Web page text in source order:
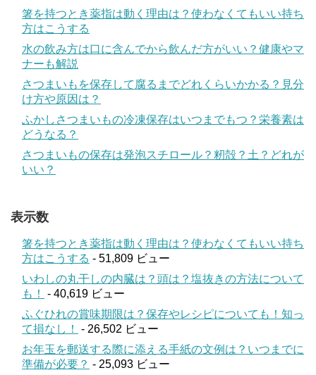
箸を持つとき薬指は動く理由は？使わなくてもいい持ち
方はこうする
水の飲み方は口に含んでから飲んだ方がいい？健康やマ
ナーも解説
さつまいもを保存して腐るまでどれくらいかかる？見分
け方や原因は？
ふかしさつまいもの冷凍保存はいつまでもつ？栄養素は
どうなる？
さつまいもの保存は発泡スチロール？籾殻？土？どれが
いい？
表示数
箸を持つとき薬指は動く理由は？使わなくてもいい持ち
方はこうする - 51,809 ビュー
いわしの丸干しの内臓は？頭は？塩抜きの方法について
も！
- 40,619 ビュー
ふぐひれの賞味期限は？保存やレシピについても！知っ
て損なし！
- 26,502 ビュー
お年玉を郵送する際に添える手紙の文例は？いつまでに
準備が必要？ - 25,093 ビュー